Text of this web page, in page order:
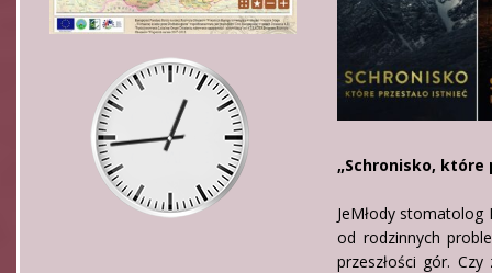
„Schronisko, które
JeMłody
od rodzinnych
przeszłości gór.